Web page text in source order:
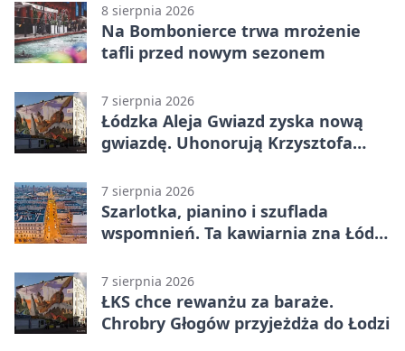
8 sierpnia 2026
Na Bombonierce trwa mrożenie
tafli przed nowym sezonem
7 sierpnia 2026
Łódzka Aleja Gwiazd zyska nową
gwiazdę. Uhonorują Krzysztofa
7 sierpnia 2026
Szarlotka, pianino i szuflada
wspomnień. Ta kawiarnia zna Łódź
7 sierpnia 2026
ŁKS chce rewanżu za baraże.
Chrobry Głogów przyjeżdża do Łodzi